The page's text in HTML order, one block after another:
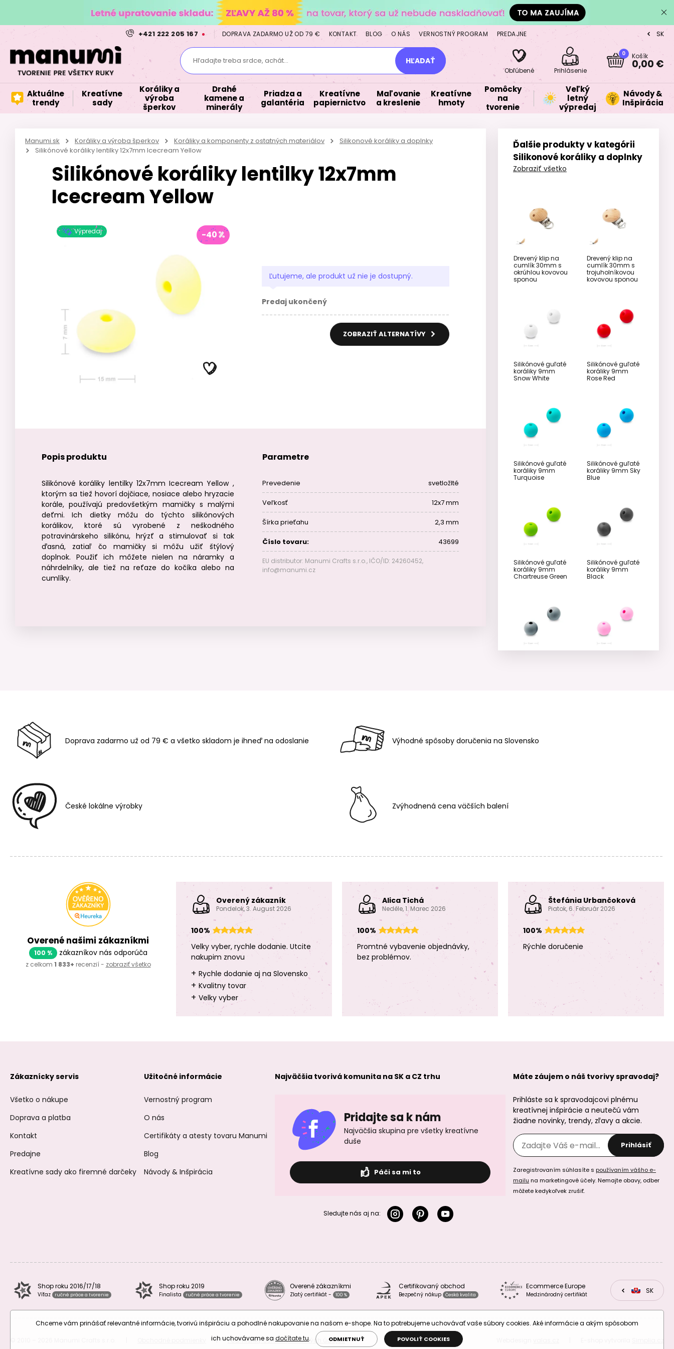
+421 222 205 167 DOPRAVA ZADARMO UŽ OD 79 € KONTAKT BLOG O NÁS VERNOSTNÝ PROGRAM PREDAJNE CZ
SK
Hľadajte treba srdce, achát... HĽADAŤ
Obľúbené Prihlásenie
0 Košík
0,00 €
Aktuálne
trendy
Kreatívne
sady
Koráliky a
výroba
šperkov
Drahé
kamene a
minerály
Priadza a
galantéria
Kreatívne
papiernictvo
Maľovanie
a kreslenie
Kreatívne
hmoty
Pomôcky
na
tvorenie
Veľký
letný
výpredaj
Návody &
Inšpirácia
Manumi.sk Koráliky a výroba šperkov Koráliky a komponenty z ostatných materiálov
Silikonové koráliky a doplnky
Silikónové koráliky lentilky 12x7mm Icecream Yellow
Silikónové koráliky lentilky 12x7mm
Icecream Yellow
Výpredaj -40
Ľutujeme, ale produkt už nie je dostupný.
Predaj ukončený
ZOBRAZIŤ ALTERNATÍVY
Popis produktu
Silikónové koráliky lentilky 12x7mm Icecream Yellow ,
ktorým sa tiež hovorí dojčiace, nosiace alebo hryzacie
korále, používajú predovšetkým mamičky s malými
deťmi. Ich dietky môžu do týchto silikónových
korálikov, ktoré sú vyrobené z neškodného
potravinárskeho silikónu, hrýzť a stimulovať si tak
ďasná, zatiaľ čo mamičky si môžu užiť štýlový
doplnok. Použiť ich môžete nielen na náramky a
náhrdelníky, ale tiež na reťaze do kočíka alebo na
cumlíky.
Parametre
Prevedenie svetložlté
Veľkosť 12x7 mm
Šírka prieťahu 2,3 mm
Číslo tovaru: 43699
EU distributor: Manumi Crafts s.r.o., IČO/ID: 24260452,
info@manumi.cz
Ďalšie produkty v kategórii
Silikonové koráliky a doplnky
Zobraziť všetko
Drevený klip na
cumlík 30mm s
okrúhlou kovovou
sponou
Drevený klip na
cumlík 30mm s
trojuholníkovou
kovovou sponou
Silikónové guľaté
koráliky 9mm
Snow White
Silikónové guľaté
koráliky 9mm
Rose Red
Silikónové guľaté
koráliky 9mm
Turquoise
Silikónové guľaté
koráliky 9mm Sky
Blue
Silikónové guľaté
koráliky 9mm
Chartreuse Green
Silikónové guľaté
koráliky 9mm
Black
Silikónové guľaté
koráliky 12mm
Silikónové guľaté
koráliky 12mm
Cream
Candy Pink
Silikónové guľaté
Icecream Yellow
Silikónové guľaté
Pastel Blue
koráliky 12mm
koráliky 12mm
Doprava zadarmo už od 79 € a všetko skladom je ihneď na odoslanie Výhodné spôsoby doručenia na Slovensko
České lokálne výrobky Zvýhodnená cena väčších balení
Overené našimi zákazníkmi
100 % zákazníkov nás odporúča
z celkom 1 833+ recenzií - zobraziť všetko
Overený zákazník
Pondelok, 3. August 2026
100%
Velky vyber, rychle dodanie. Utcite
nakupim znovu
+ Rychle dodanie aj na Slovensko
+ Kvalitny tovar
+ Velky vyber
Alica Tichá
Neděle, 1. Marec 2026
100%
Promtné vybavenie objednávky,
bez problémov.
Štefánia Urbančoková
Piatok, 6. Február 2026
100%
Rýchle doručenie
Zákaznícky servis
Všetko o nákupe
Doprava a platba
Kontakt
Predajne
Kreatívne sady ako firemné darčeky
Užitočné informácie
Vernostný program
O nás
Certifikáty a atesty tovaru Manumi
Blog
Návody & Inšpirácia
Najväčšia tvorivá komunita na SK a CZ trhu
Pridajte sa k nám
Najväčšia skupina pre všetky kreatívne
duše
Páči sa mi to
Sledujte nás aj na:
Máte záujem o náš tvorivy spravodaj?
Prihláste sa k spravodajcovi plnému
kreatívnej inšpirácie a neutečú vám
žiadne novinky, trendy, zľavy a akcie.
Prihlásiť
Zaregistrovaním súhlasíte s používaním vášho e-
mailu na marketingové účely. Nemajte obavy, odber
môžete kedykoľvek zrušiť.
Shop roku 2016/17/18
Víťaz ručné práce a tvorenie
Shop roku 2019
Finalista ručné práce a tvorenie
Overené zákazníkmi
Zlatý certifikát - 100 %
Certifikovaný obchod
Bezpečný nákup Česká kvalita
Ecommerce Europe
Medzinárodný certifikát CZSK
| Podmienky ochrany osobných údajov
Chceme vám prinášať relevantné informácie, tvorivú inšpiráciu a pohodlné nakupovanie na našom e-shope. Na to potrebujeme uchovávať vaše súbory cookies. Aké informácie a akým spôsobom
ich uchovávame sa dočítate tu. ODMIETNUŤ POVOLIŤ COOKIES